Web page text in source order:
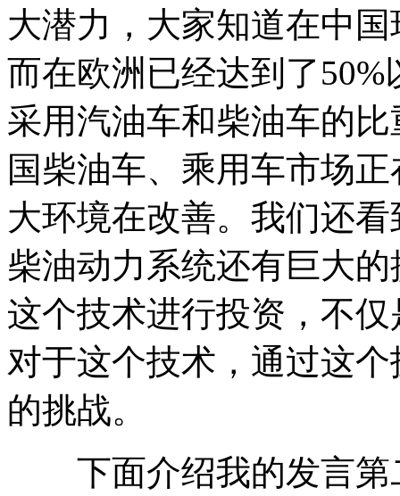
大潜力，大家知道在中
而在欧洲已经达到了
采用汽油车和柴油车的
国柴油车、乘用车市场
大环境在改善。我们还
柴油动力系统还有巨大
这个技术进行投资，不
对于这个技术，通过这
的挑战。
下面介绍我的发言第